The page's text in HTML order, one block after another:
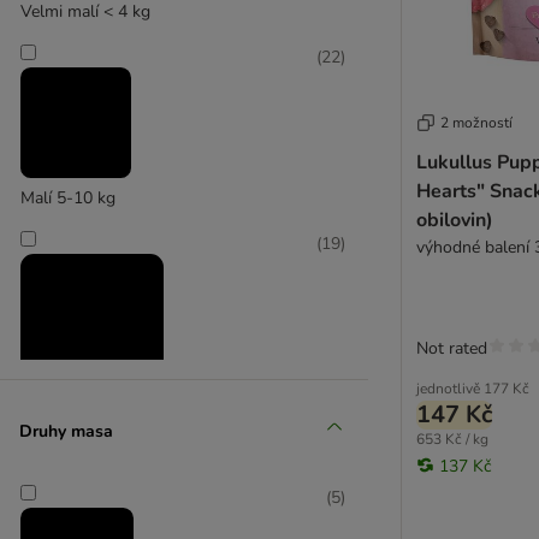
Chewies
Lily's Kitchen
Pedigree
Purina
Rocco
Velmi malí < 4 kg
Malí 5-10 kg
(22)
(19)
Druhy masa
(5)
2 možností
Lukullus
Hearts"
obilovin)
výhodné balení
jednotlivě 177 Kč
147 Kč
653 Kč / kg
137 Kč
Not rated